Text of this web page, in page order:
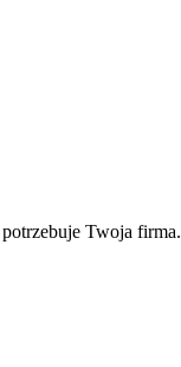
Twoja firma.